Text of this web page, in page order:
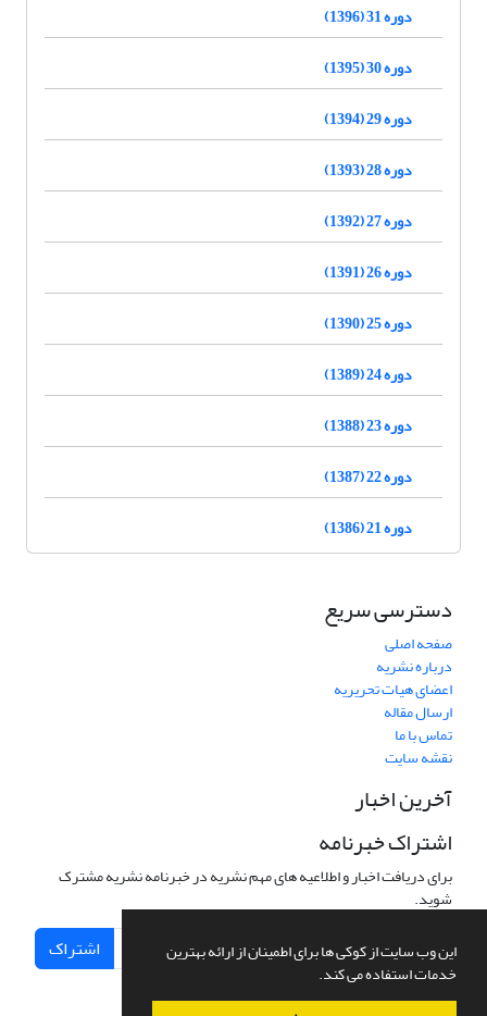
این وب سایت از کوکی ها برای اطمینان از ارائه بهترین
خدمات استفاده می کند.
دوره 31 (1396)
دوره 30 (1395)
دوره 29 (1394)
دوره 28 (1393)
دوره 27 (1392)
دوره 26 (1391)
دوره 25 (1390)
دوره 24 (1389)
دوره 23 (1388)
دوره 22 (1387)
دوره 21 (1386)
دسترسی سریع
صفحه اصلی
درباره نشریه
اعضای هیات تحریریه
ارسال مقاله
تماس با ما
نقشه سایت
آخرین اخبار
اشتراک خبرنامه
برای دریافت اخبار و اطلاعیه های مهم نشریه در خبرنامه نشریه مشترک
شوید.
اشتراک